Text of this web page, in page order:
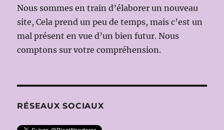
Nous sommes en train d’élaborer un nouveau
site, Cela prend un peu de temps, mais c’est un
mal présent en vue d’un bien futur. Nous
comptons sur votre compréhension.
RÉSEAUX SOCIAUX